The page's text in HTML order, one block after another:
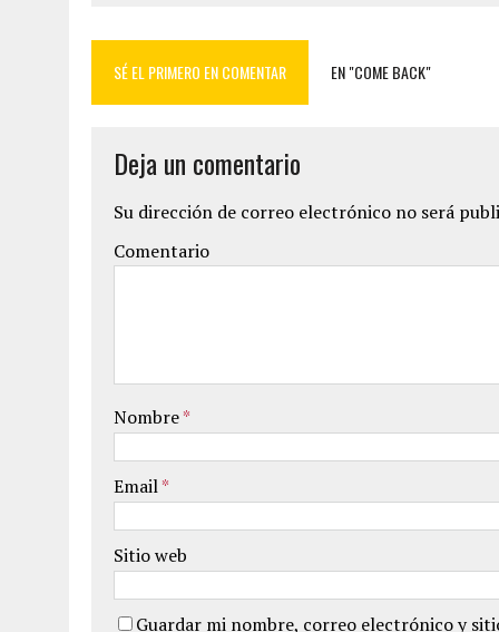
SÉ EL PRIMERO EN COMENTAR EN "COME BACK"
Deja un comentario
Su dirección de correo electrónico no será
Comentario
Nombre*
Email*
Sitio web
Guardar mi nombre, correo electrónico y